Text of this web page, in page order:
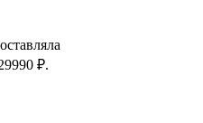
₽.